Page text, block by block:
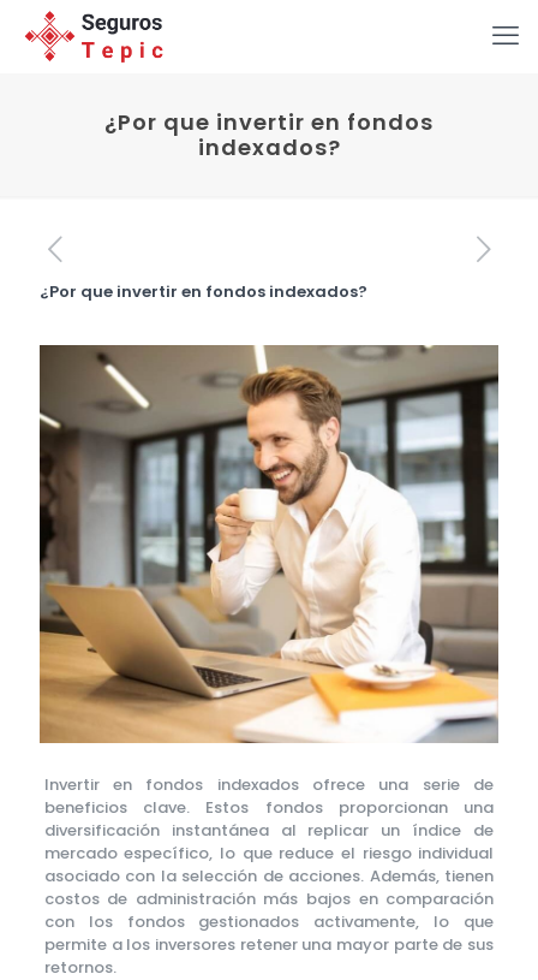
¿Por que invertir en fondos
indexados?
¿Por que invertir en fondos indexados?
Invertir en fondos indexados ofrece una serie de
beneficios clave. Estos fondos proporcionan una
diversificación instantánea al replicar un índice de
mercado específico, lo que reduce el riesgo individual
asociado con la selección de acciones. Además, tienen
costos de administración más bajos en comparación
con los fondos gestionados activamente, lo que
permite a los inversores retener una mayor parte de sus
retornos.